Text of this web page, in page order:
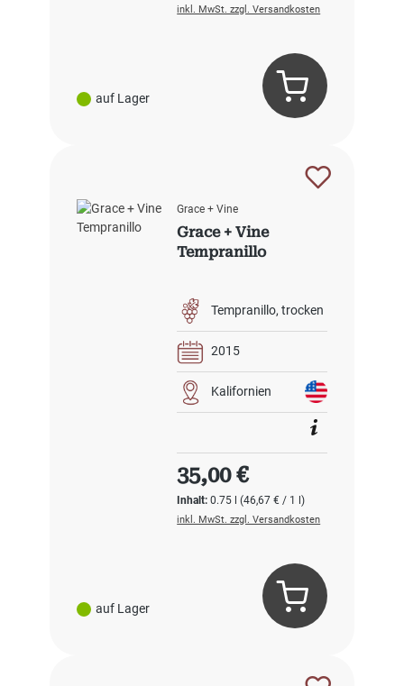
auf Lager
inkl. MwSt. zzgl. Versandkosten
auf Lager
Grace + Vine
Grace + Vine
Tempranillo
Tempranillo trocken
2015
Kalifornien
Inhalt:0.75 l(46,67 € / 1 l)
Regulärer Preis:
35,00 €
inkl. MwSt. zzgl. Versandkosten